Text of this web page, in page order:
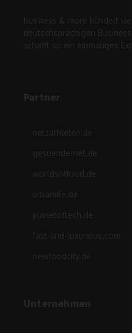
business & more bündelt
deutschsprachigen
schafft so ein einmaliges
Partner
netzathleten.de
gesuendernet.de
worldsoffood.de
urbanlife.de
planetoftech.de
fast-and-luxurious.com
newfoodcity.de
Unternehmen